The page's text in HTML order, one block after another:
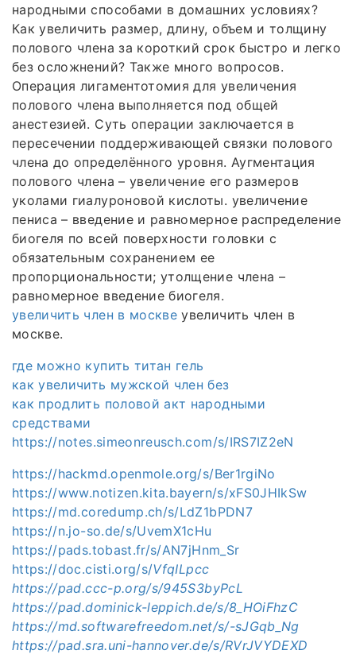
народными способами в домашних условиях?
Как увеличить размер, длину, объем и толщину
полового члена за короткий срок быстро и легко
без осложнений? Также много вопросов.
Операция лигаментотомия для увеличения
полового члена выполняется под общей
анестезией. Суть операции заключается в
пересечении поддерживающей связки полового
члена до определённого уровня. Аугментация
полового члена – увеличение его размеров
уколами гиалуроновой кислоты. увеличение
пениса – введение и равномерное распределение
биогеля по всей поверхности головки с
обязательным сохранением ее
пропорциональности; утолщение члена –
равномерное введение биогеля.
увеличить член в москве увеличить член в
москве.
где можно купить титан гель
как увеличить мужской член без
как продлить половой акт народными
средствами
https://notes.simeonreusch.com/s/IRS7IZ2eN
https://hackmd.openmole.org/s/Ber1rgiNo
https://www.notizen.kita.bayern/s/xFS0JHIkSw
https://md.coredump.ch/s/LdZ1bPDN7
https://n.jo-so.de/s/UvemX1cHu
https://pads.tobast.fr/s/AN7jHnm_Sr
https://doc.cisti.org/s/VfqILpcc
https://pad.ccc-p.org/s/945S3byPcL
https://pad.dominick-leppich.de/s/8_HOiFhzC
https://md.softwarefreedom.net/s/-sJGqb_Ng
https://pad.sra.uni-hannover.de/s/RVrJVYDEXD